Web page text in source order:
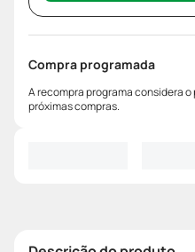
Compra programada
A recompra programa considera
próximas compras.